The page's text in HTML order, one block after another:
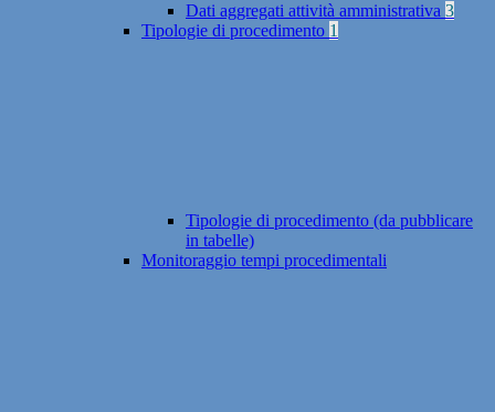
Dati aggregati attività amministrativa 3
Tipologie di procedimento 1
Tipologie di procedimento (da pubblicare
in tabelle)
Monitoraggio tempi procedimentali